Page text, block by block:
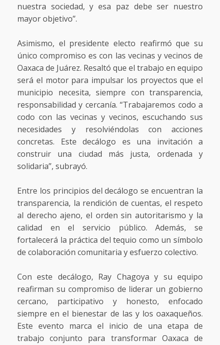
nuestra sociedad, y esa paz debe ser nuestro
mayor objetivo”.
Asimismo, el presidente electo reafirmó que su
único compromiso es con las vecinas y vecinos de
Oaxaca de Juárez. Resaltó que el trabajo en equipo
será el motor para impulsar los proyectos que el
municipio necesita, siempre con transparencia,
responsabilidad y cercanía. “Trabajaremos codo a
codo con las vecinas y vecinos, escuchando sus
necesidades y resolviéndolas con acciones
concretas. Este decálogo es una invitación a
construir una ciudad más justa, ordenada y
solidaria”, subrayó.
Entre los principios del decálogo se encuentran la
transparencia, la rendición de cuentas, el respeto
al derecho ajeno, el orden sin autoritarismo y la
calidad en el servicio público. Además, se
fortalecerá la práctica del tequio como un símbolo
de colaboración comunitaria y esfuerzo colectivo.
Con este decálogo, Ray Chagoya y su equipo
reafirman su compromiso de liderar un gobierno
cercano, participativo y honesto, enfocado
siempre en el bienestar de las y los oaxaqueños.
Este evento marca el inicio de una etapa de
trabajo conjunto para transformar Oaxaca de